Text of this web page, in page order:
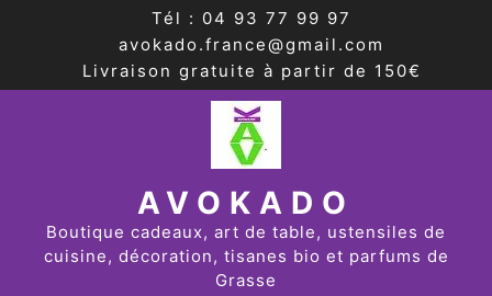
Tél : 04 93 77 99 97
avokado.france@gmail.com
Livraison gratuite à partir de 150€
AVOKADO
Boutique cadeaux, art de table, ustensiles de
cuisine, décoration, tisanes bio et parfums de
Grasse